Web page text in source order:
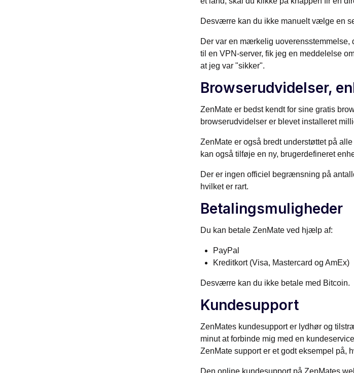
Desværre kan du ikke manuelt vælge en
Der var en mærkelig uoverensstemmelse,
til en VPN-server, fik jeg en meddelelse
at jeg var "sikker".
Browserudvidelser,
ZenMate er bedst kendt for sine gratis
browserudvidelser er blevet installeret
ZenMate er også bredt understøttet på
kan også tilføje en ny, brugerdefineret
Der er ingen officiel begrænsning på
hvilket er rart.
Betalingsmuligheder
Du kan betale ZenMate ved hjælp af:
PayPal
Kreditkort (Visa, Mastercard og AmEx)
Desværre kan du ikke betale med Bitcoin.
Kundesupport
ZenMates kundesupport er lydhør og
minut at forbinde mig med en
ZenMate support er et godt eksempel på,
Den online kundesupport på ZenMates